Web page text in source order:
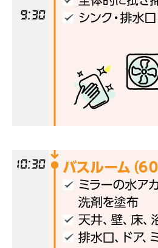
はじめてガイド 住宅展示場とは?
イベント・セミナー・キャンペーン一覧